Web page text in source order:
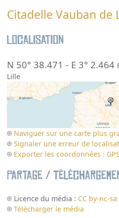
Citadelle Vauban de
Localisation
N 50° 38.471 - E 3° 2.464
Lille
Naviguer sur une carte plus
Signaler une erreur de
Exporter les coordonnées :
Partage /
Licence du média : CC by-nc-sa
Télécharger le média